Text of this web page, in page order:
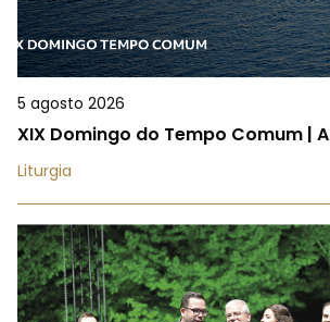
5 agosto 2026
XIX Domingo do Tempo Comum | A
Liturgia